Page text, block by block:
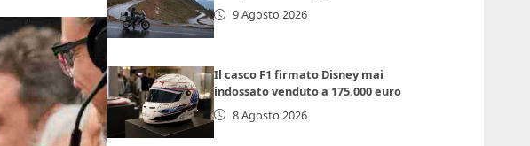
9 Agosto 2026
Il casco F1 firmato Disney mai
indossato venduto a 175.000 euro
8 Agosto 2026